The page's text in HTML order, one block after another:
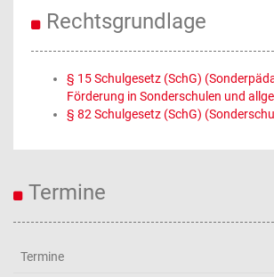
Rechtsgrundlage
§ 15 Schulgesetz (SchG)
Förderung in Sonderschulen und
§ 82 Schulgesetz (SchG)
Termine
Termine